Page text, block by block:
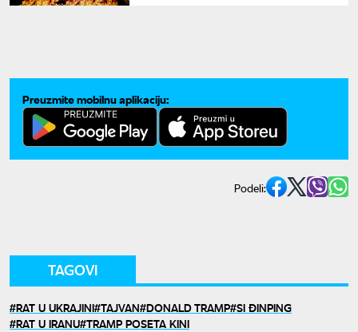
Preuzmite mobilnu aplikaciju:
Podeli:
TAGOVI
RAT U UKRAJINI TAJVAN DONALD TRAMP SI ĐINPING
RAT U IRANU TRAMP POSETA KINI